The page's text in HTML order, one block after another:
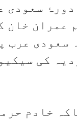
سعودی
عمران خان
سعودی عرب
کی
خادم